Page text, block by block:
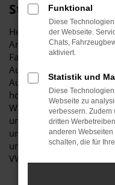
Stiglmayr
Herzlich willkommen bei
Anlaufstelle für
Fahrzeuge für Freising
Autohaus ist stolz darauf,
Auswahl an VW Caddy
höchste Standards in
Wir sind seit Jahren Ihr
um erstklassige
unsere beeindruckende
und warum Autohaus
VW Caddy
Funktional
Diese
der Webseite.
Chats,
aktiviert.
Statistik und
Diese
Webseite zu
verbessern. Zudem
dritten
anderen
schalten, die für